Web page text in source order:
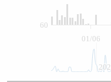
01/06
60